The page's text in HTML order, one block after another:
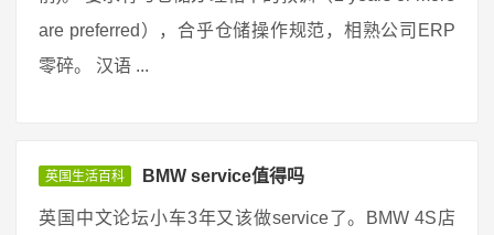
are preferred），合乎仓储操作规范，相熟公司ERP
零碎。 汉语 ...
英国生活百科 BMW service值得吗
英国中文论坛小车3年又该做service了。BMW 4S店